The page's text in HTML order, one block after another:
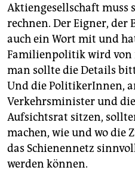
Aktiengesellschaft muss
rechnen. Der Eigner, der
auch ein Wort mit und
Familien­politik wird von
man sollte die Details
Und die PolitikerInnen,
Verkehrsminister und
Aufsichtsrat sitzen,
machen, wie und wo die
das Schienennetz
werden können.